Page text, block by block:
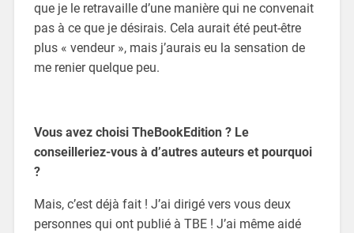
que je le retravaille d’une manière qui ne convenait
pas à ce que je désirais. Cela aurait été peut-être
plus « vendeur », mais j’aurais eu la sensation de
me renier quelque peu.
Vous avez choisi TheBookEdition ? Le
conseilleriez-vous à d’autres auteurs et pourquoi
?
Mais, c’est déjà fait ! J’ai dirigé vers vous deux
personnes qui ont publié à TBE ! J’ai même aidé